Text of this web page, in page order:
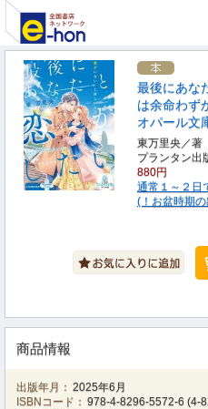
最後にあな
は余命わず
オパール文
東万里央／著
プランタン出
880円
通常１～２日
(！お盆時期
商品情報
出版年月： 2025年6月
ISBNコード： 978-4-8296-5572-6 (4-